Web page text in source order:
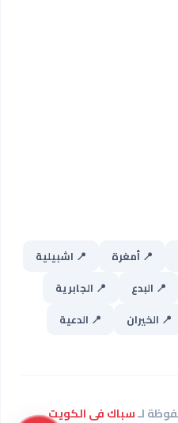
📍 أمغرة
📍 اشبيلية
📍 البدع
📍 الجابرية
📍 الخيران 📍 الدعية
سباك فى الكويت